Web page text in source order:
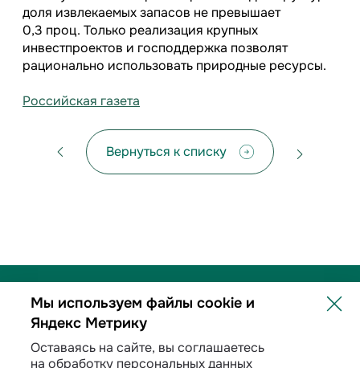
доля извлекаемых запасов не превышает
0,3 проц. Только реализация крупных
инвестпроектов и господдержка позволят
рационально использовать природные ресурсы.
Российская газета
Вернуться к списку
Политика обработки персональных данных
Мы используем файлы cookie и
Яндекс Метрику
Оставаясь на сайте, вы соглашаетесь
на обработку персональных данных